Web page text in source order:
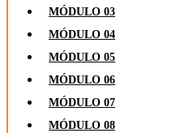
MÓDULO 03
MÓDULO 04
MÓDULO 05
MÓDULO 06
MÓDULO 07
MÓDULO 08